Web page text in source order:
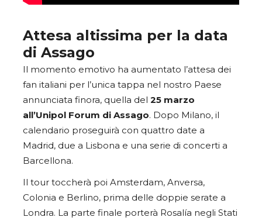
Attesa altissima per la data
di Assago
Il momento emotivo ha aumentato l’attesa dei
fan italiani per l’unica tappa nel nostro Paese
annunciata finora, quella del 25 marzo
all’Unipol Forum di Assago. Dopo Milano, il
calendario proseguirà con quattro date a
Madrid, due a Lisbona e una serie di concerti a
Barcellona.
Il tour toccherà poi Amsterdam, Anversa,
Colonia e Berlino, prima delle doppie serate a
Londra. La parte finale porterà Rosalía negli Stati